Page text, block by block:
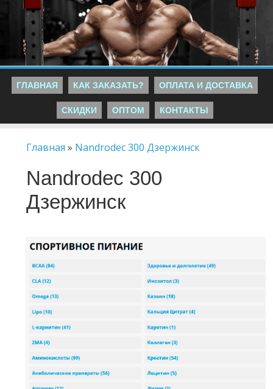
ГЛАВНАЯ КАК ЗАКАЗАТЬ? ОПЛАТА И ДОСТАВКА
СКИДКИ ОПТОМ КОНТАКТЫ
Главная » Nandrodec 300 Дзержинск
Nandrodec 300
Дзержинск